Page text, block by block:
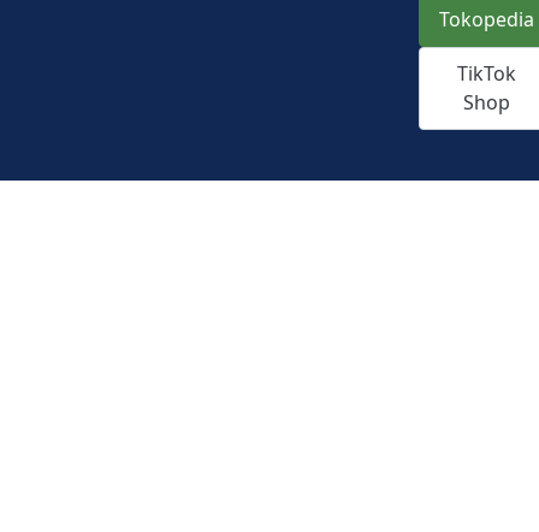
Tokopedia
TikTok
Shop